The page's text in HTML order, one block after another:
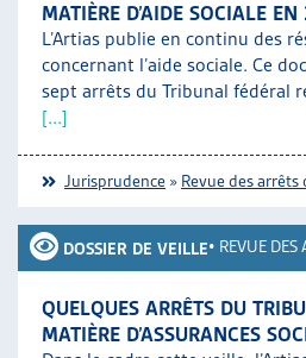
MATIÈRE D’AIDE SOCIALE EN
L’Artias publie en continu des
concernant l’aide sociale. Ce
sept arrêts du Tribunal fédéral
[...]
Jurisprudence » Revue des arrêts
DOSSIER DE VEILLE• REVUE DES
QUELQUES ARRÊTS DU
MATIÈRE D’ASSURANCES